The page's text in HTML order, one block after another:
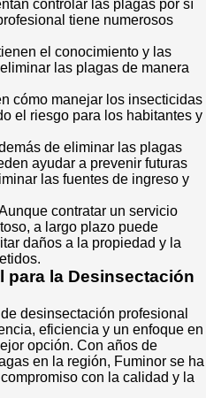
controlar las plagas por sí
tiene numerosos
el conocimiento y las
las plagas de manera
cómo manejar los insecticidas
el riesgo para los habitantes y
de eliminar las plagas
ayudar a prevenir futuras
las fuentes de ingreso y
contratar un servicio
a largo plazo puede
daños a la propiedad y la
para la Desinsectación
desinsectación profesional
eficiencia y un enfoque en
opción. Con años de
en la región, Fuminor se ha
con la calidad y la